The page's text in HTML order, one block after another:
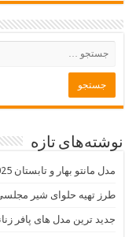
نوشته‌های تازه
مدل مانتو بهار و تابستان 2025 برندهای ایرانی
طرز تهیه حلوای شیر
جدید ترین مدل های پافر